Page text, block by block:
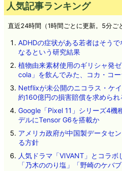
人気記事ランキング
直近24時間（1時間ごとに更新。5分ご
ADHDの症状がある若者はそう
なるという研究結果
植物由来素材使用のギリシャ発
cola」を飲んでみた、コカ・コ
Netflixが未公開のニコラス・ケ
約160億円の損害賠償を求められ
Google「Pixel 11」シリーズ4機
デルにTensor G6を搭載か
アメリカ政府が中国製データセ
る方針
人気ドラマ「VIVANT」とコラ
「乃木ののり塩」「野崎のケバ